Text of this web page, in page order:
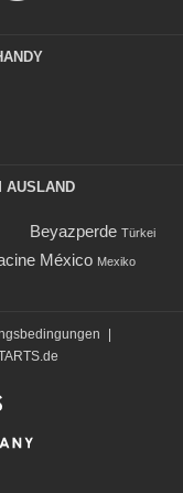
AUSLAND
Beyazperde Türkei
México Mexiko
|